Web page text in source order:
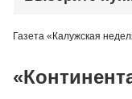
Газета «Калужская